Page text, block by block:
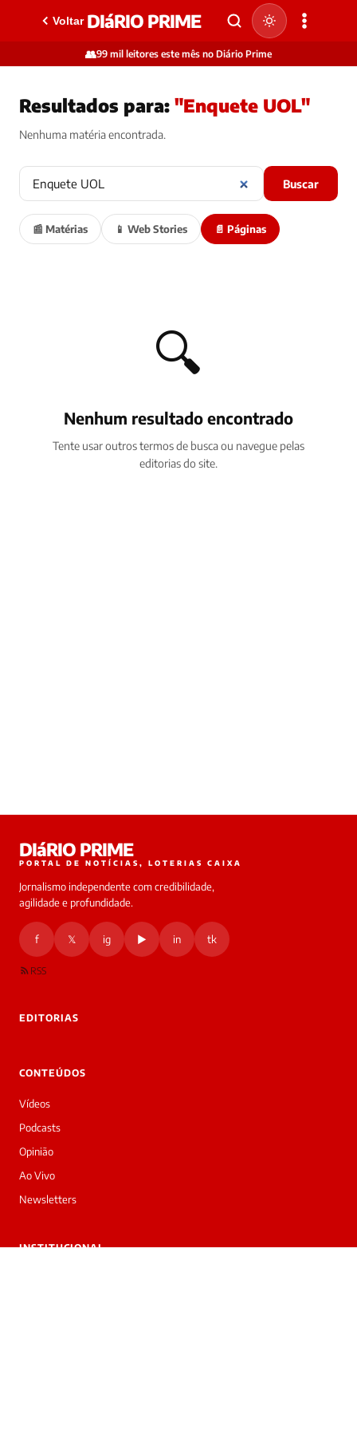
Voltar DIáRIO PRIME
👥99 mil leitores este mês no Diário Prime
Resultados para: "Enquete UOL"
Nenhuma matéria encontrada.
Buscar
📰 Matérias 📱 Web Stories 📄 Páginas
🔍
Nenhum resultado encontrado
Tente usar outros termos de busca ou navegue pelas
editorias do site.
DIáRIO PRIME
PORTAL DE NOTÍCIAS, LOTERIAS CAIXA
Jornalismo independente com credibilidade,
agilidade e profundidade.
f 𝕏 ig ▶ in tk
RSS
EDITORIAS
CONTEÚDOS
Vídeos
Podcasts
Opinião
Ao Vivo
Newsletters
INSTITUCIONAL